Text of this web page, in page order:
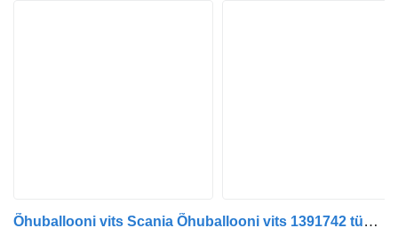
Õhuballooni vits Scania Õhuballooni vits 1391742 tüübi jaoks sadulveoki Scania G340